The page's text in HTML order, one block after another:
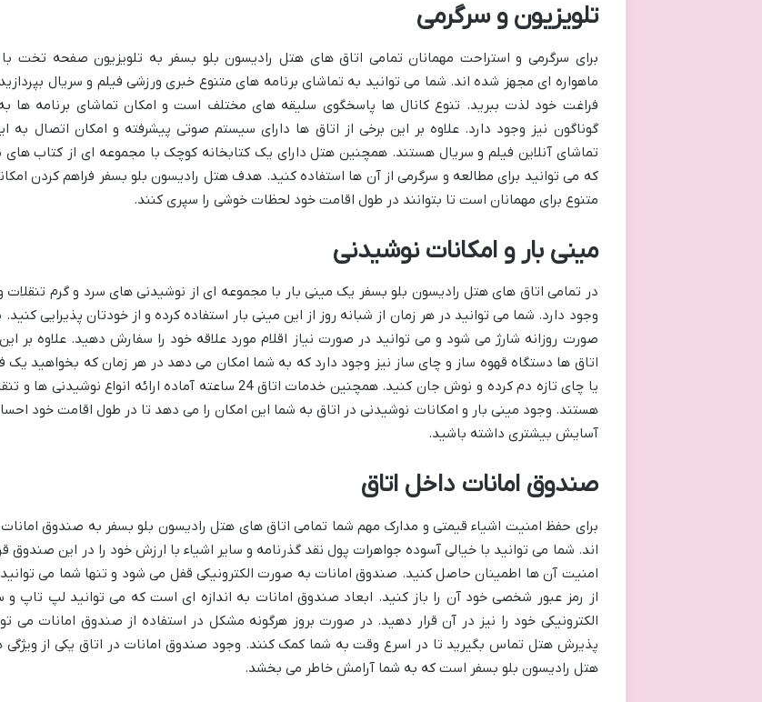
تلویزیون و سرگرمی
برای سرگرمی و استراحت مهمانان تمامی اتاق های هتل رادیسون بلو بسفر به تلویزیون صفحه تخت
ماهواره ای مجهز شده اند. شما می توانید به تماشای برنامه های متنوع خبری ورزشی فیلم و سریال
فراغت خود لذت ببرید. تنوع کانال ها پاسخگوی سلیقه های مختلف است و امکان تماشای برنامه ها
گوناگون نیز وجود دارد. علاوه بر این برخی از اتاق ها دارای سیستم صوتی پیشرفته و امکان اتصال به
تماشای آنلاین فیلم و سریال هستند. همچنین هتل دارای یک کتابخانه کوچک با مجموعه ای از کتاب
که می توانید برای مطالعه و سرگرمی از آن ها استفاده کنید. هدف هتل رادیسون بلو بسفر فراهم کردن
متنوع برای مهمانان است تا بتوانند در طول اقامت خود لحظات خوشی را سپری کنند.
مینی بار و امکانات نوشیدنی
در تمامی اتاق های هتل رادیسون بلو بسفر یک مینی بار با مجموعه ای از نوشیدنی های سرد و گرم تنقلات
وجود دارد. شما می توانید در هر زمان از شبانه روز از این مینی بار استفاده کرده و از خودتان پذیرایی کنید.
صورت روزانه شارژ می شود و می توانید در صورت نیاز اقلام مورد علاقه خود را سفارش دهید. علاوه بر این
اتاق ها دستگاه قهوه ساز و چای ساز نیز وجود دارد که به شما امکان می دهد در هر زمان که بخواهید یک
یا چای تازه دم کرده و نوش جان کنید. همچنین خدمات اتاق 24 ساعته آماده ارائه انواع
هستند. وجود مینی بار و امکانات نوشیدنی در اتاق به شما این امکان را می دهد تا در طول اقامت خود
آسایش بیشتری داشته باشید.
صندوق امانات داخل اتاق
برای حفظ امنیت اشیاء قیمتی و مدارک مهم شما تمامی اتاق های هتل رادیسون بلو بسفر به صندوق
اند. شما می توانید با خیالی آسوده جواهرات پول نقد گذرنامه و سایر اشیاء با ارزش خود را در این صندوق
امنیت آن ها اطمینان حاصل کنید. صندوق امانات به صورت الکترونیکی قفل می شود و تنها شما می توانید
از رمز عبور شخصی خود آن را باز کنید. ابعاد صندوق امانات به اندازه ای است که می توانید لپ تاپ و
الکترونیکی خود را نیز در آن قرار دهید. در صورت بروز هرگونه مشکل در استفاده از صندوق امانات می
پذیرش هتل تماس بگیرید تا در اسرع وقت به شما کمک کنند. وجود صندوق امانات در اتاق یکی از ویژگی
هتل رادیسون بلو بسفر است که به شما آرامش خاطر می بخشد.